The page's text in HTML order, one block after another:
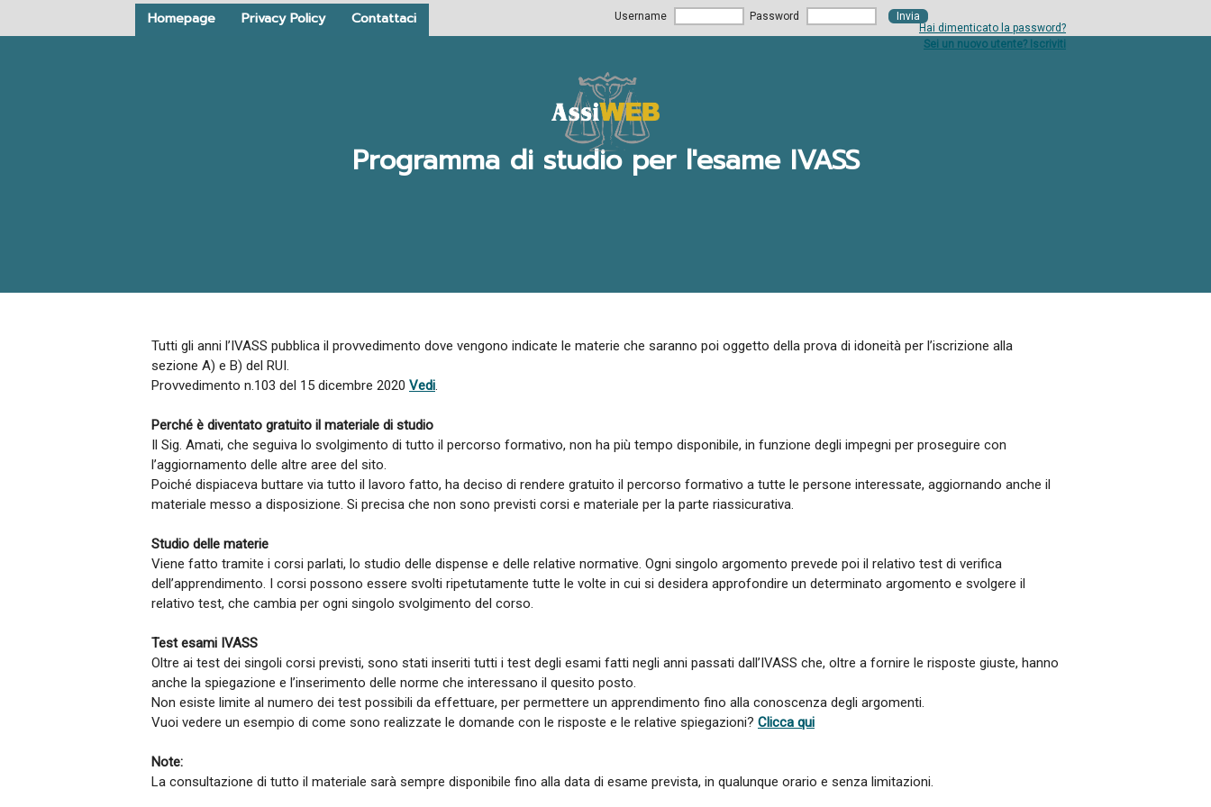
Username
Password
Hai dimenticato la password?
Sei un nuovo utente? Iscriviti
Homepage Privacy Policy Contattaci
Programma di studio per l'esame IVASS
Tutti gli anni l’IVASS pubblica il provvedimento dove vengono indicate le materie che saranno poi oggetto della prova di idoneità per l’iscrizione alla
sezione A) e B) del RUI.
Provvedimento n.103 del 15 dicembre 2020 Vedi.
Perché è diventato gratuito il materiale di studio
Il Sig. Amati, che seguiva lo svolgimento di tutto il percorso formativo, non ha più tempo disponibile, in funzione degli impegni per proseguire con
l’aggiornamento delle altre aree del sito.
Poiché dispiaceva buttare via tutto il lavoro fatto, ha deciso di rendere gratuito il percorso formativo a tutte le persone interessate, aggiornando anche il
materiale messo a disposizione. Si precisa che non sono previsti corsi e materiale per la parte riassicurativa.
Studio delle materie
Viene fatto tramite i corsi parlati, lo studio delle dispense e delle relative normative. Ogni singolo argomento prevede poi il relativo test di verifica
dell’apprendimento. I corsi possono essere svolti ripetutamente tutte le volte in cui si desidera approfondire un determinato argomento e svolgere il
relativo test, che cambia per ogni singolo svolgimento del corso.
Test esami IVASS
Oltre ai test dei singoli corsi previsti, sono stati inseriti tutti i test degli esami fatti negli anni passati dall’IVASS che, oltre a fornire le risposte giuste, hanno
anche la spiegazione e l’inserimento delle norme che interessano il quesito posto.
Non esiste limite al numero dei test possibili da effettuare, per permettere un apprendimento fino alla conoscenza degli argomenti.
Vuoi vedere un esempio di come sono realizzate le domande con le risposte e le relative spiegazioni? Clicca qui
Note:
La consultazione di tutto il materiale sarà sempre disponibile fino alla data di esame prevista, in qualunque orario e senza limitazioni.